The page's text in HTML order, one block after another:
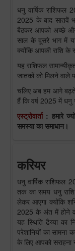
धनु वार्षिक
2025 के बाद सातवें
बैठकर आपको अच्छे
साल के दूसरे भाग में
क्योंकि आपकी राशि के
यह राशिफल
जातकों को मिलने वाले
चलिए अब हम आगे
हैं कि वर्ष 2025 में धनु
एस्ट्रोवार्ता : हमारे
समस्या का समाधान।
करियर
धनु वार्षिक राशिफल
तक का समय धनु
लेकर आएगा क्योंकि
2025 के अंत में होने
यह स्थिति ढैय्या का
परेशानियों का
के लिए आपको सराहना